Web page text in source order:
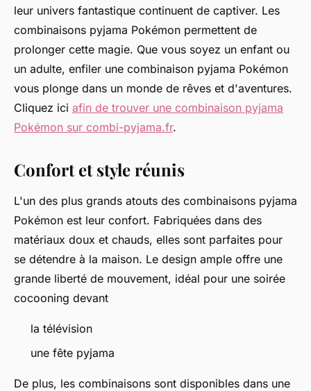
leur univers fantastique continuent de captiver. Les
combinaisons pyjama Pokémon permettent de
prolonger cette magie. Que vous soyez un enfant ou
un adulte, enfiler une combinaison pyjama Pokémon
vous plonge dans un monde de rêves et d'aventures.
Cliquez ici afin de trouver une combinaison pyjama
Pokémon sur combi-pyjama.fr.
Confort et style réunis
L'un des plus grands atouts des combinaisons pyjama
Pokémon est leur confort. Fabriquées dans des
matériaux doux et chauds, elles sont parfaites pour
se détendre à la maison. Le design ample offre une
grande liberté de mouvement, idéal pour une soirée
cocooning devant
la télévision
une fête pyjama
De plus, les combinaisons sont disponibles dans une